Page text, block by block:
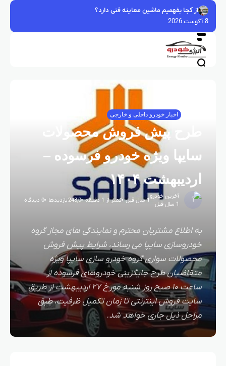
رفتن
محتوا
از کجا بفهمیم ماشین معاینه فنی دارد؟
8 آگوست 2026
اخبار خودرو داخلی و خارجی
طرح پیش فروش محصولات
سایپا ویژه خودرو فرسوده –
اردیبهشت ۱۴۰۴
آخرین خودرو
1 سال قبل
1 سال قبل کمتر از 1 دقیقه 248,0 بازدیدها 0 دیدگاه
به اطلاع مشتریان محترم و نمایندگی های مجاز گروه
خودروسازی سایپا می رساند، شرایط پیش فروش
محصولات سواری گروه خودرو سازی سایپا ویژه
متقاضیان طرح جایگزینی خودروهای فرسوده از
ساعت ۱۰ صبح روز شنبه مورخ ۲۷ اردیبهشت از طریق
سایت فروش اینترنتی تا زمان تکمیل ظرفیت، طبق
مراحل ذیل جاری خواهد شد.